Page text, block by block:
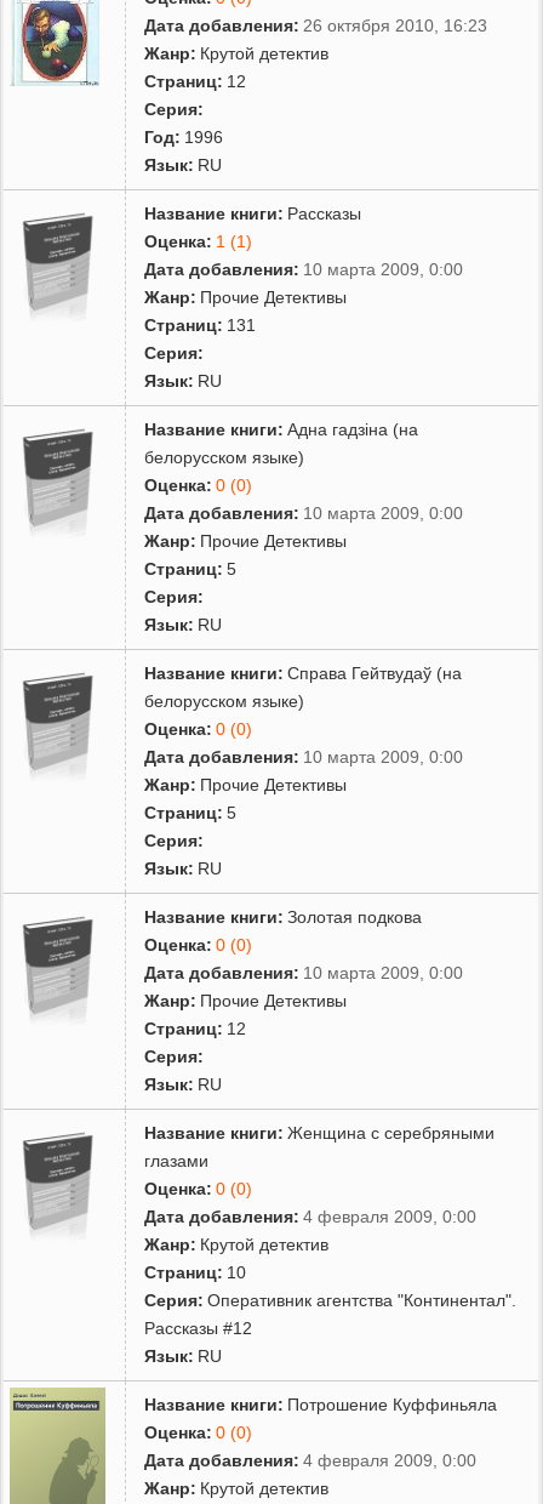
Дата добавления: 26 октября 2010, 16:23
Жанр: Крутой детектив
Страниц: 12
Серия:
Год: 1996
Язык: RU
Название книги: Рассказы
Оценка: 1 (1)
Дата добавления: 10 марта 2009, 0:00
Жанр: Прочие Детективы
Страниц: 131
Серия:
Язык: RU
Название книги: Адна гадзiна (на
белорусском языке)
Оценка: 0 (0)
Дата добавления: 10 марта 2009, 0:00
Жанр: Прочие Детективы
Страниц: 5
Серия:
Язык: RU
Название книги: Справа Гейтвудаў (на
белорусском языке)
Оценка: 0 (0)
Дата добавления: 10 марта 2009, 0:00
Жанр: Прочие Детективы
Страниц: 5
Серия:
Язык: RU
Название книги: Золотая подкова
Оценка: 0 (0)
Дата добавления: 10 марта 2009, 0:00
Жанр: Прочие Детективы
Страниц: 12
Серия:
Язык: RU
Название книги: Женщина с серебряными
глазами
Оценка: 0 (0)
Дата добавления: 4 февраля 2009, 0:00
Жанр: Крутой детектив
Страниц: 10
Серия: Оперативник агентства "Континентал".
Рассказы #12
Язык: RU
Название книги: Потрошение Куффиньяла
Оценка: 0 (0)
Дата добавления: 4 февраля 2009, 0:00
Жанр: Крутой детектив